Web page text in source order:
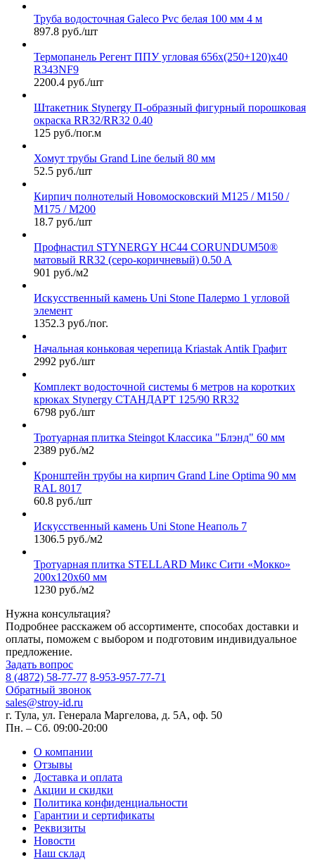
Труба водосточная Galeco Pvc белая 100 мм 4 м
897.8 руб./шт
Термопанель Регент ППУ угловая 656х(250+120)х40
R343NF9
2200.4 руб./шт
Штакетник Stynergy П-образный фигурный порошковая
окраска RR32/RR32 0.40
125 руб./пог.м
Хомут трубы Grand Line белый 80 мм
52.5 руб./шт
Кирпич полнотелый Новомосковский М125 / М150 /
М175 / М200
18.7 руб./шт
Профнастил STYNERGY НС44 CORUNDUM50®
матовый RR32 (серо-коричневый) 0.50 A
901 руб./м2
Искусственный камень Uni Stone Палермо 1 угловой
элемент
1352.3 руб./пог.
Начальная коньковая черепица Kriastak Antik Графит
2992 руб./шт
Комплект водосточной системы 6 метров на коротких
крюках Stynergy СТАНДАРТ 125/90 RR32
6798 руб./шт
Тротуарная плитка Steingot Классика "Блэнд" 60 мм
2389 руб./м2
Кронштейн трубы на кирпич Grand Line Optima 90 мм
RAL 8017
60.8 руб./шт
Искусственный камень Uni Stone Неаполь 7
1306.5 руб./м2
Тротуарная плитка STELLARD Микс Сити «Мокко»
200х120х60 мм
1230 руб./м2
Нужна консультация?
Подробнее расскажем об ассортименте, способах доставки и
оплаты, поможем с выбором и подготовим индивидуальное
предложение.
Задать вопрос
8 (4872) 58-77-77 8-953-957-77-71
Обратный звонок
sales@stroy-id.ru
г. Тула, ул. Генерала Маргелова, д. 5А, оф. 50
Пн. – Cб. 09:00-20:00
О компании
Отзывы
Доставка и оплата
Акции и скидки
Политика конфиденциальности
Гарантии и сертификаты
Реквизиты
Новости
Наш склад